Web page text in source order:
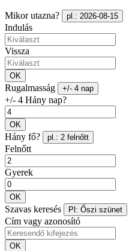
Mikor utazna? pl.: 2026-08-15
Indulás
Vissza
OK
Rugalmasság +/- 4 nap
+/- 4 Hány nap?
OK
Hány fő? pl.: 2 felnőtt
Felnőtt
Gyerek
OK
Szavas keresés Pl: Őszi szünet
Cím vagy azonosító
OK